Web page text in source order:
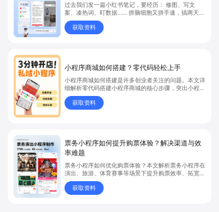
过去我们发一篇小红书笔记，要经历： 修图、写文
案、凑热词、盯数据…… 拼脑细胞又拼手速，搞两天还
没完。 发出去之后？阅读点赞寥寥无几。 现在，我们
实测了一套全新 AI 自动化种草系统，直接把门店顾客
体验一键“碰”上小红书， 👇👇👇 0成本写作，0门槛
获取资料
小程序商城如何搭建？零代码轻松上手
小程序商城如何搭建是许多创业者关注的问题。本文详
细解析零代码搭建小程序商城的核心步骤，突出小程序
商城、商城搭建与零代码开店优势，帮助你轻松实现商
品上架、全渠道销售及高效会员运营，快速开启线上卖
货新模式。点击获取详细操作指南！
获取资料
票务小程序如何提升购票体验？解决渠道与效
率难题
票务小程序如何优化购票体验？本文解析票务小程序在
演出、旅游、体育赛事等场景下提升购票效率、拓宽销
售渠道、实现会员精准营销的具体方式。关键词包括
“票务小程序”、“购票体验”、“购票效率”。
获取资料